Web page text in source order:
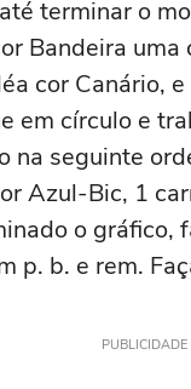
terminar o
Bandeira
cor Canário,
em círculo e
na seguinte
Azul-Bic, 1
o
p. b. e rem.
PUBLICIDADE